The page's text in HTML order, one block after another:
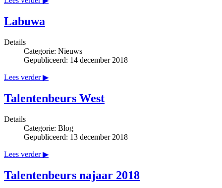
Labuwa
Details
Categorie: Nieuws
Gepubliceerd: 14 december 2018
Lees verder ▶
Talentenbeurs West
Details
Categorie: Blog
Gepubliceerd: 13 december 2018
Lees verder ▶
Talentenbeurs najaar 2018